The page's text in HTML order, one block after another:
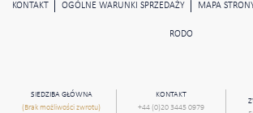
KONTAKT OGÓLNE WARUNKI SPRZEDAŻY MAPA
RODO
SIEDZIBA GŁÓWNA
(Brak możliwości zwrotu)
KONTAKT
+44 (0)20 3445 0979